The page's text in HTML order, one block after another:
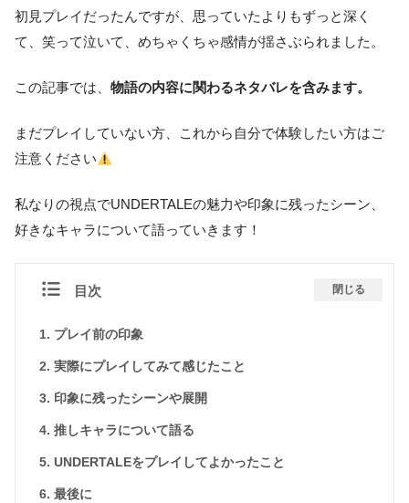
初見プレイだったんですが、思っていたよりもずっと深く
て、笑って泣いて、めちゃくちゃ感情が揺さぶられました。
この記事では、 物語の内容に関わるネタバレを含みます。
まだプレイしていない方、これから自分で体験したい方はご
注意ください
私なりの視点でUNDERTALEの魅力や印象に残ったシーン、
好きなキャラについて語っていきます！
目次 閉じる
プレイ前の印象
実際にプレイしてみて感じたこと
印象に残ったシーンや展開
推しキャラについて語る
UNDERTALEをプレイしてよかったこと
最後に